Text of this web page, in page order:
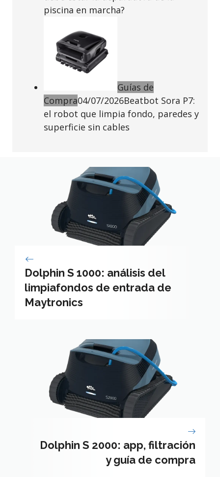
piscina en marcha?
Guías de
Compra04/07/2026Beatbot Sora P7:
el robot que limpia fondo, paredes y
superficie sin cables
Dolphin S 1000: análisis del
limpiafondos de entrada de
Maytronics
Dolphin S 2000: app, filtración
y guía de compra